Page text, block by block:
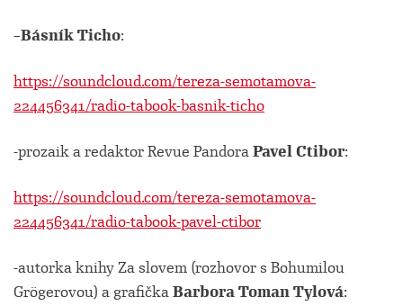
–Básník Ticho:
https://soundcloud.com/tereza-semotamova-
224456341/radio-tabook-basnik-ticho
-prozaik a redaktor Revue PandoraPavel Ctibor:
https://soundcloud.com/tereza-semotamova-
224456341/radio-tabook-pavel-ctibor
-autorka knihy Za slovem (rozhovor s Bohumilou
Grögerovou) a grafičkaBarbora Toman Tylová: